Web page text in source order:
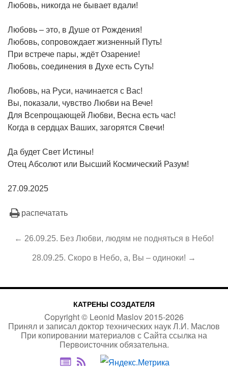
Любовь, никогда не бывает вдали!
Любовь – это, в Душе от Рождения!
Любовь, сопровождает жизненный Путь!
При встрече пары, ждёт Озарение!
Любовь, соединения в Духе есть Суть!
Любовь, на Руси, начинается с Вас!
Вы, показали, чувство Любви на Вече!
Для Всепрощающей Любви, Весна есть час!
Когда в сердцах Ваших, загорятся Свечи!
Да будет Свет Истины!
Отец Абсолют или Высший Космический Разум!
27.09.2025
распечатать
← 26.09.25. Без Любви, людям не подняться в Небо!
28.09.25. Скоро в Небо, а, Вы – одиноки! →
КАТРЕНЫ СОЗДАТЕЛЯ
Copyright © Leonid Maslov2015-2026
Принял и записал доктор технических наук Л.И. Маслов
При копировании материалов с Сайтассылка на
Первоисточникобязательна.